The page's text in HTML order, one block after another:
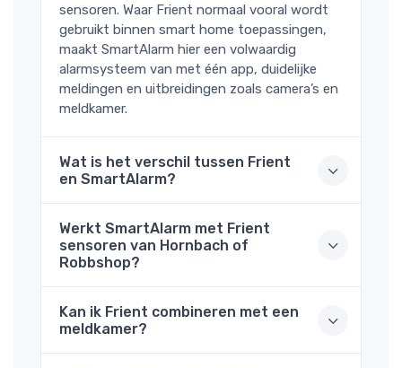
sensoren. Waar Frient normaal vooral wordt
gebruikt binnen smart home toepassingen,
maakt SmartAlarm hier een volwaardig
alarmsysteem van met één app, duidelijke
meldingen en uitbreidingen zoals camera’s en
meldkamer.
Wat is het verschil tussen Frient
en SmartAlarm?
Werkt SmartAlarm met Frient
sensoren van Hornbach of
Robbshop?
Kan ik Frient combineren met een
meldkamer?